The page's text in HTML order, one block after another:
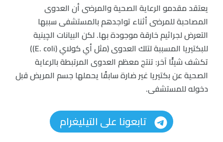
يعتقد مقدمو الرعاية الصحية والمرضى أن العدوى
المصاحبة للمرضى أثناء تواجدهم بالمستشفى سببها
التعرض لجراثيم خارقة موجودة بها. لكن البيانات الچينية
للبكتيريا المسببة لتلك العدوى (مثل أي كولاي (E. coli))
تكشف شيئًا آخر: تنتج معظم العدوى المرتبطة بالرعاية
الصحية عن بكتيريا غير ضارة سابقًا يحملها جسم المريض قبل
دخوله للمستشفى.
تابعونا على التيليغرام